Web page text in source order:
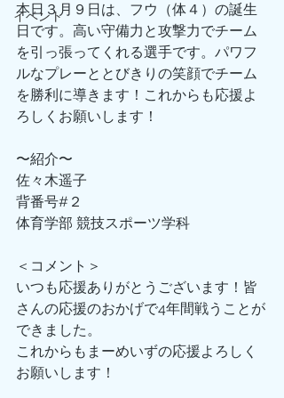
イベント
本日３月９日は、フウ（体４）の誕生
日です。高い守備力と攻撃力でチーム
を引っ張ってくれる選手です。パワフ
ルなプレーととびきりの笑顔でチーム
を勝利に導きます！これからも応援よ
ろしくお願いします！
〜紹介〜
佐々木遥子
背番号#２
体育学部 競技スポーツ学科
＜コメント＞
いつも応援ありがとうございます！皆
さんの応援のおかげで4年間戦うことが
できました。
これからもまーめいずの応援よろしく
お願いします！